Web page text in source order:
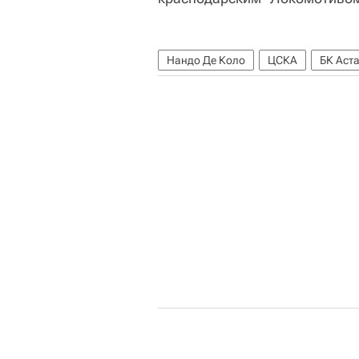
Нандо Де Коло ЦСКА БК